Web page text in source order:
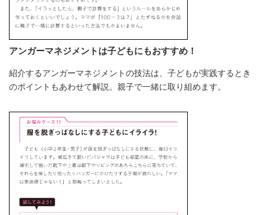
アンガーマネジメントは子どもにもおすすめ！
紹介するアンガーマネジメントの技法は、子どもが実践するとき
のポイントもあわせて解説。親子で一緒に取り組めます。